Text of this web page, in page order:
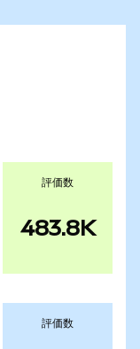
評価数
483.8K
評価数